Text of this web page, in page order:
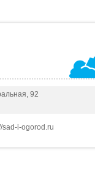
92
sad-i-ogorod.ru